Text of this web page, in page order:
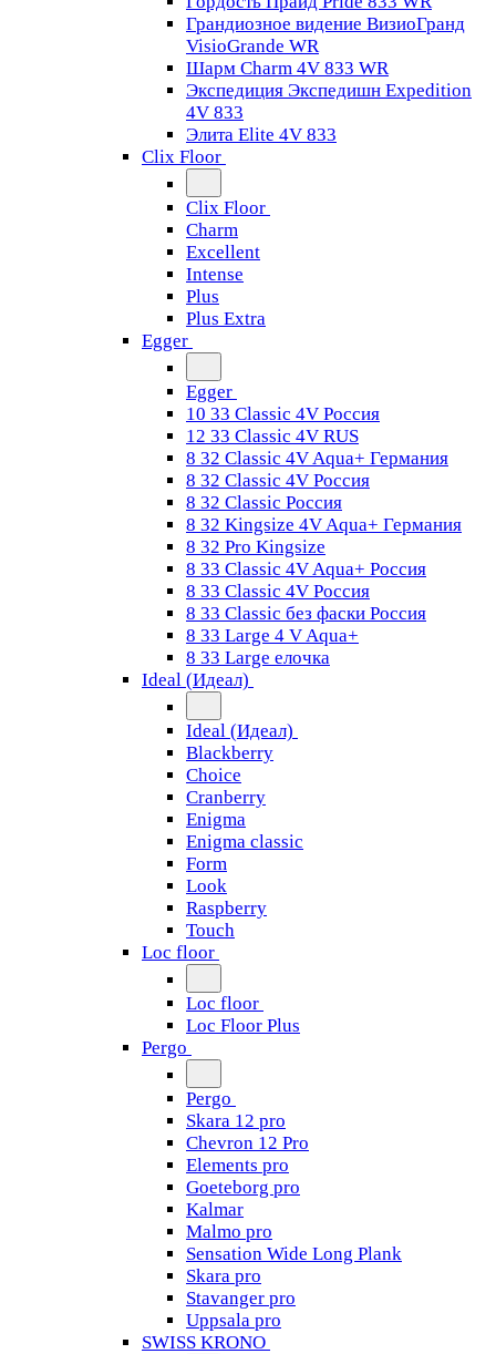
Грандиозное видение ВизиоГранд
VisioGrande WR
Шарм Charm 4V 833 WR
Экспедиция Экспедишн Expedition
4V 833
Элита Elite 4V 833
Clix Floor
Clix Floor
Charm
Excellent
Intense
Plus
Plus Extra
Egger
Egger
10 33 Classic 4V Россия
12 33 Classic 4V RUS
8 32 Classic 4V Aqua+ Германия
8 32 Classic 4V Россия
8 32 Classic Россия
8 32 Kingsize 4V Aqua+ Германия
8 32 Pro Kingsize
8 33 Classic 4V Aqua+ Россия
8 33 Classic 4V Россия
8 33 Classic без фаски Россия
8 33 Large 4 V Aqua+
8 33 Large елочка
Ideal (Идеал)
Ideal (Идеал)
Blackberry
Choice
Cranberry
Enigma
Enigma classic
Form
Look
Raspberry
Touch
Loc floor
Loc floor
Loc Floor Plus
Pergo
Pergo
Skara 12 pro
Chevron 12 Pro
Elements pro
Goeteborg pro
Kalmar
Malmo pro
Sensation Wide Long Plank
Skara pro
Stavanger pro
Uppsala pro
SWISS KRONO